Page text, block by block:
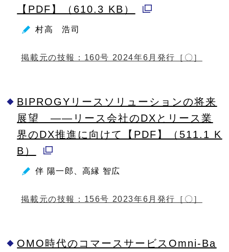
【PDF】（610.3 KB）
ィ
ウ
で
開
村高 浩司
掲載元の技報：160号 2024年6月発行［〇］
BIPROGYリースソリューションの将来
展望 ――リース会社のDXとリース業
界のDX推進に向けて【PDF】（511.1 K
B）
ウ
ィ
ウ
伴 陽一郎、高縁 智広
掲載元の技報：156号 2023年6月発行［〇］
OMO時代のコマースサービスOmni-Ba